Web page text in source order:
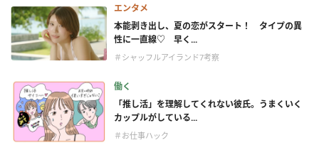
エンタメ
本能剥き出し、夏の恋がスタート！ タイプの異
性に一直線♡ 早く...
＃シャッフルアイランド7考察
働く
「推し活」を理解してくれない彼氏。うまくいく
カップルがしている...
＃お仕事ハック